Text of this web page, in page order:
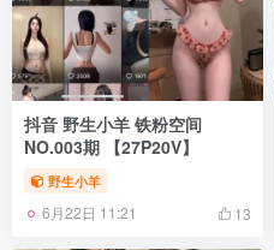
抖音 野生小羊 铁粉空间
NO.003期 【27P20V】
野生小羊
6月22日 11:21 13